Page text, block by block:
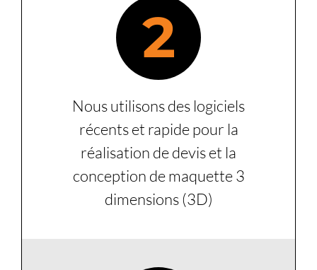
2
Nous utilisons des logiciels
récents et rapide pour la
réalisation de devis et la
conception de maquette 3
dimensions (3D)